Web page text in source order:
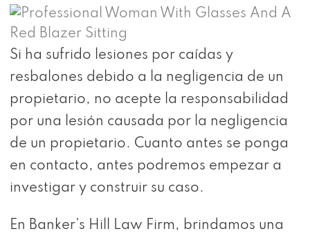
Si ha sufrido lesiones por caídas y
resbalones debido a la negligencia de un
propietario, no acepte la responsabilidad
por una lesión causada por la negligencia
de un propietario. Cuanto antes se ponga
en contacto, antes podremos empezar a
investigar y construir su caso.
En Banker’s Hill Law Firm, brindamos una